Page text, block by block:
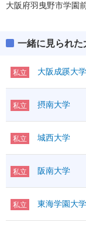
大阪府羽曳野市学園
一緒に見られた
私立 大阪成蹊大学
私立 摂南大学
私立 城西大学
私立 阪南大学
私立 東海学園大学